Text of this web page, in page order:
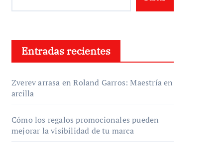
Entradas recientes
Zverev arrasa en Roland Garros: Maestría en
arcilla
Cómo los regalos promocionales pueden
mejorar la visibilidad de tu marca